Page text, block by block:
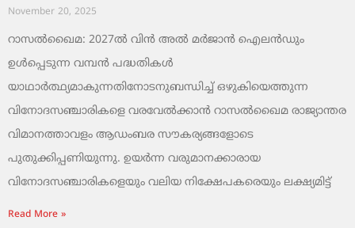
November 20, 2025
റാസൽഖൈമ: 2027ൽ വിൻ അൽ മർജാൻ ഐലൻഡും
ഉൾപ്പെടുന്ന വമ്പൻ പദ്ധതികൾ
യാഥാർത്ഥ്യമാകുന്നതിനോടനുബന്ധിച്ച് ഒഴുകിയെത്തുന്ന
വിനോദസഞ്ചാരികളെ വരവേൽക്കാൻ റാസൽഖൈമ രാജ്യാന്തര
വിമാനത്താവളം ആഡംബര സൗകര്യങ്ങളോടെ
പുതുക്കിപ്പണിയുന്നു. ഉയർന്ന വരുമാനക്കാരായ
വിനോദസഞ്ചാരികളെയും വലിയ നിക്ഷേപകരെയും ലക്ഷ്യമിട്ട്
Read More »